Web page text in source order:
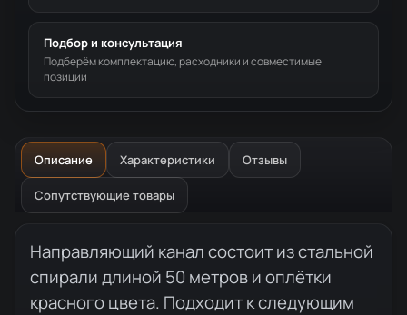
Подбор и консультация
Подберём комплектацию, расходники и совместимые
позиции
Описание Характеристики Отзывы
Сопутствующие товары
Описание товара
Направляющий канал состоит из стальной
спирали длиной 50 метров и оплётки
красного цвета. Подходит к следующим